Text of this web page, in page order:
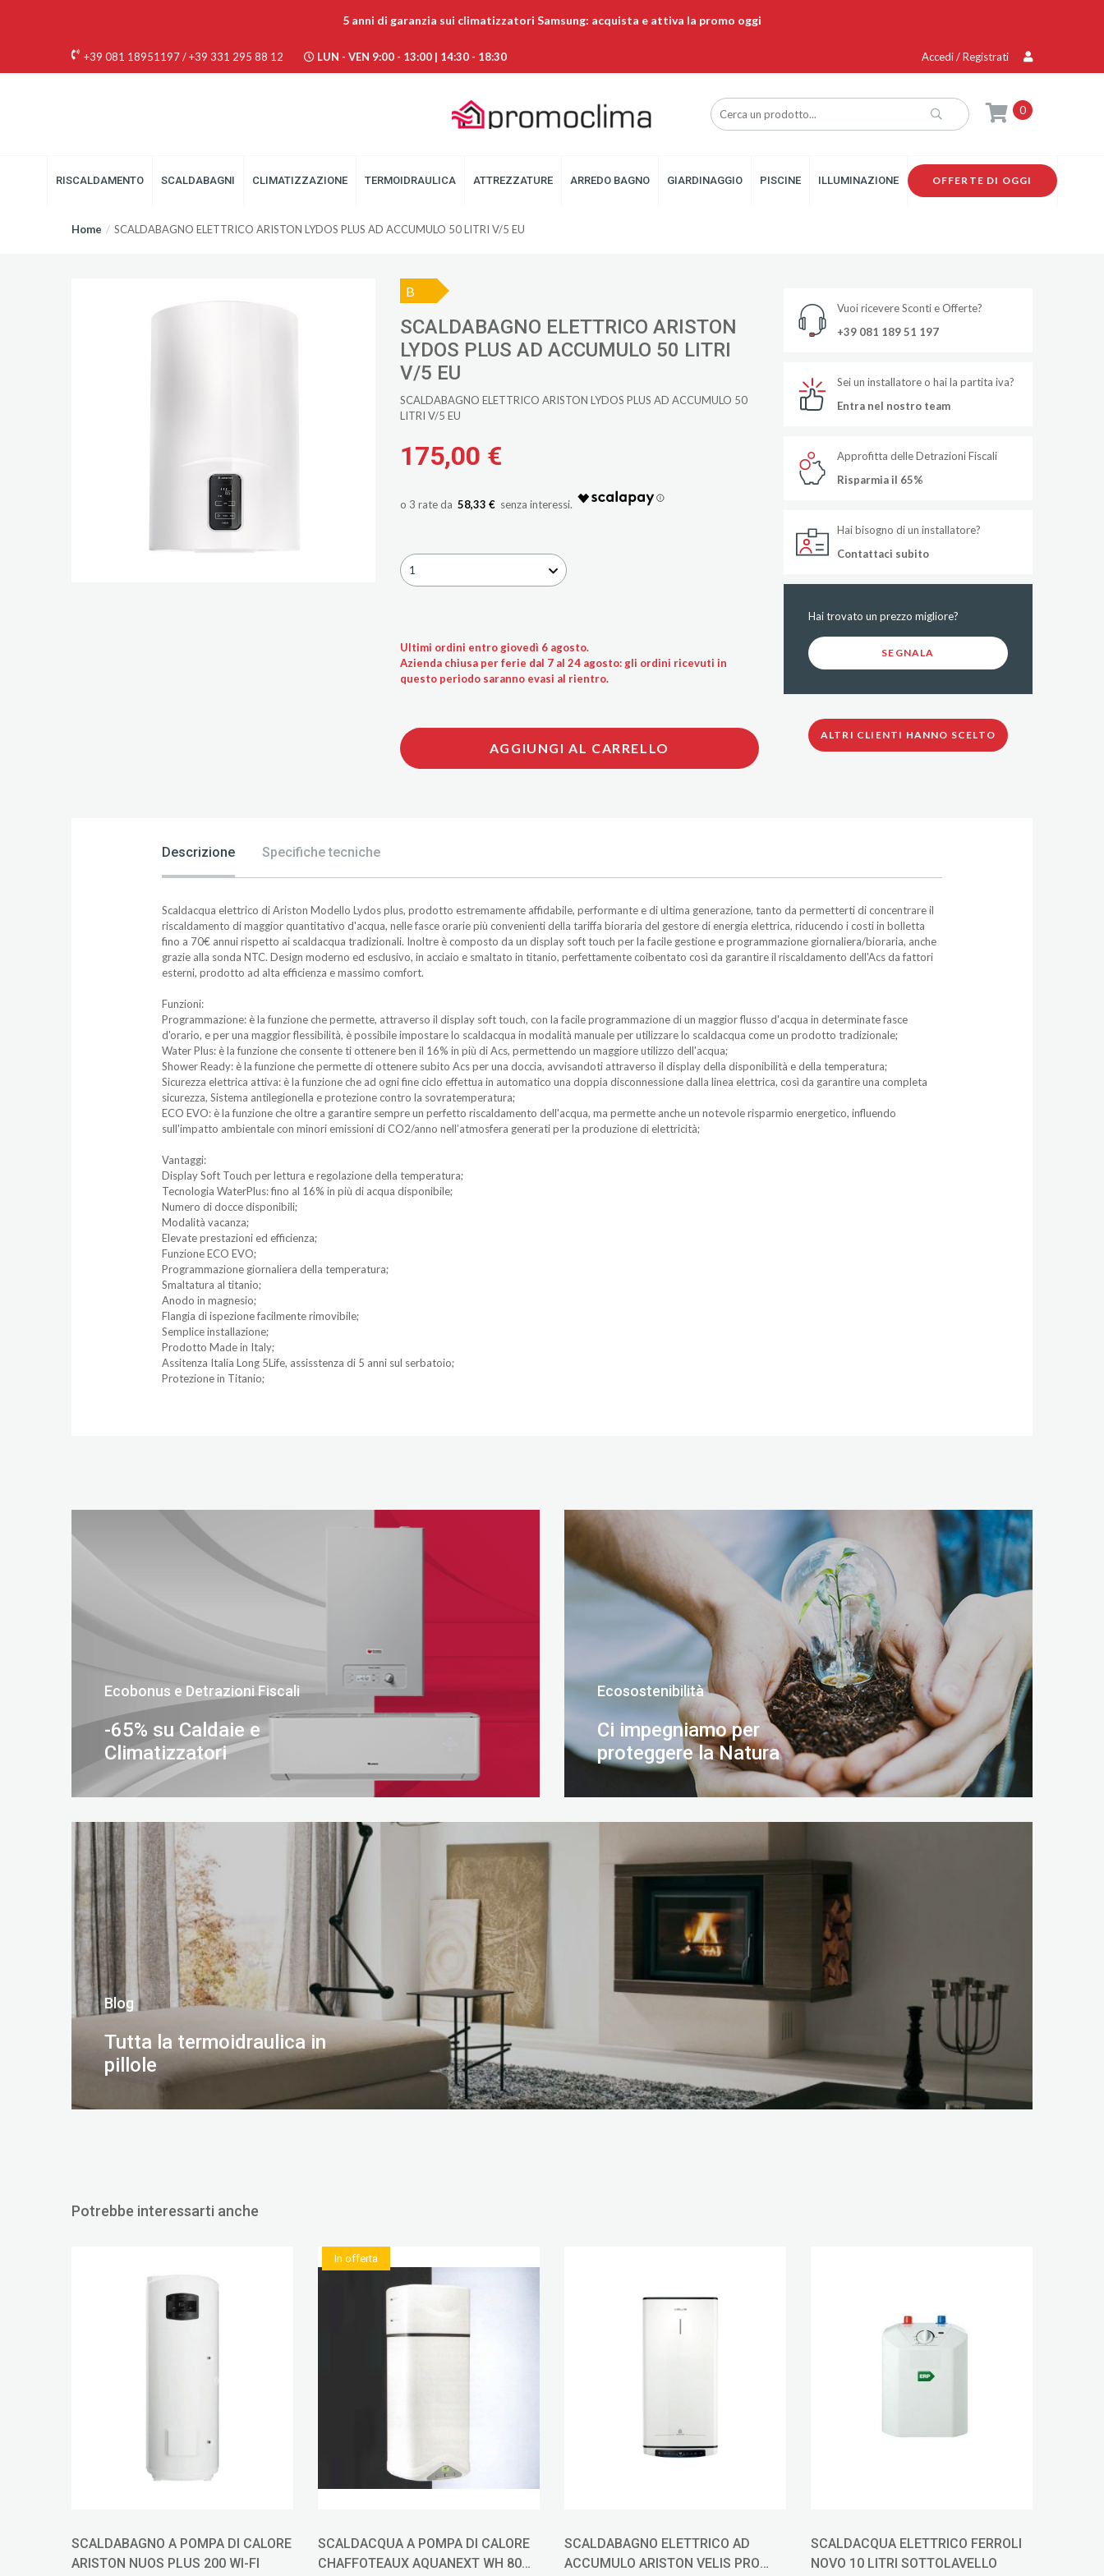
5 anni di garanzia sui climatizzatori Samsung: acquista e attiva la promo oggi
+39 081 18951197/+39 331 295 88 12 LUN - VEN 9:00 - 13:00 | 14:30 - 18:30 Accedi / Registrati
0
RISCALDAMENTO SCALDABAGNI CLIMATIZZAZIONE TERMOIDRAULICA ATTREZZATURE ARREDO BAGNO GIARDINAGGIO PISCINE ILLUMINAZIONE OFFERTE DI OGGI
Home SCALDABAGNO ELETTRICO ARISTON LYDOS PLUS AD ACCUMULO 50 LITRI V/5 EU
B
SCALDABAGNO ELETTRICO ARISTON
LYDOS PLUS AD ACCUMULO 50 LITRI
V/5 EU
SCALDABAGNO ELETTRICO ARISTON LYDOS PLUS AD ACCUMULO 50
LITRI V/5 EU
175,00 €
58,33 €
1
Ultimi ordini entro giovedì 6 agosto.
Azienda chiusa per ferie dal 7 al 24 agosto: gli ordini ricevuti in
questo periodo saranno evasi al rientro.
AGGIUNGI AL CARRELLO
Vuoi ricevere Sconti e Offerte?
+39 081 189 51 197
Sei un installatore o hai la partita iva?
Entra nel nostro team
Approfitta delle Detrazioni Fiscali
Risparmia il 65%
Hai bisogno di un installatore?
Contattaci subito
Hai trovato un prezzo migliore?
SEGNALA
ALTRI CLIENTI HANNO SCELTO
Descrizione Specifiche tecniche
Scaldacqua elettrico di Ariston Modello Lydos plus, prodotto estremamente affidabile, performante e di ultima generazione, tanto da permetterti di concentrare il
riscaldamento di maggior quantitativo d'acqua, nelle fasce orarie più convenienti della tariffa bioraria del gestore di energia elettrica, riducendo i costi in bolletta
fino a 70€ annui rispetto ai scaldacqua tradizionali. Inoltre è composto da un display soft touch per la facile gestione e programmazione giornaliera/bioraria, anche
grazie alla sonda NTC. Design moderno ed esclusivo, in acciaio e smaltato in titanio, perfettamente coibentato così da garantire il riscaldamento dell'Acs da fattori
esterni, prodotto ad alta efficienza e massimo comfort.
Funzioni:
Programmazione: è la funzione che permette, attraverso il display soft touch, con la facile programmazione di un maggior flusso d'acqua in determinate fasce
d'orario, e per una maggior flessibilità, è possibile impostare lo scaldacqua in modalità manuale per utilizzare lo scaldacqua come un prodotto tradizionale;
Water Plus: è la funzione che consente ti ottenere ben il 16% in più di Acs, permettendo un maggiore utilizzo dell'acqua;
Shower Ready: è la funzione che permette di ottenere subito Acs per una doccia, avvisandoti attraverso il display della disponibilità e della temperatura;
Sicurezza elettrica attiva: è la funzione che ad ogni fine ciclo effettua in automatico una doppia disconnessione dalla linea elettrica, così da garantire una completa
sicurezza, Sistema antilegionella e protezione contro la sovratemperatura;
ECO EVO: è la funzione che oltre a garantire sempre un perfetto riscaldamento dell'acqua, ma permette anche un notevole risparmio energetico, influendo
sull'impatto ambientale con minori emissioni di CO2/anno nell’atmosfera generati per la produzione di elettricità;
Vantaggi:
Display Soft Touch per lettura e regolazione della temperatura;
Tecnologia WaterPlus: fino al 16% in più di acqua disponibile;
Numero di docce disponibili;
Modalità vacanza;
Elevate prestazioni ed efficienza;
Funzione ECO EVO;
Programmazione giornaliera della temperatura;
Smaltatura al titanio;
Anodo in magnesio;
Flangia di ispezione facilmente rimovibile;
Semplice installazione;
Prodotto Made in Italy;
Assitenza Italia Long 5Life, assisstenza di 5 anni sul serbatoio;
Protezione in Titanio;
Ecobonus e Detrazioni Fiscali
-65% su Caldaie e
Climatizzatori
Ecosostenibilità
Ci impegniamo per
proteggere la Natura
Blog
Tutta la termoidraulica in
pillole
Potrebbe interessarti anche
SCALDABAGNO A POMPA DI CALORE
ARISTON NUOS PLUS 200 WI-FI
In offerta
SCALDACQUA A POMPA DI CALORE
CHAFFOTEAUX AQUANEXT WH 80
SCALDABAGNO ELETTRICO AD
ACCUMULO ARISTON VELIS PRO
SCALDACQUA ELETTRICO FERROLI
NOVO 10 LITRI SOTTOLAVELLO